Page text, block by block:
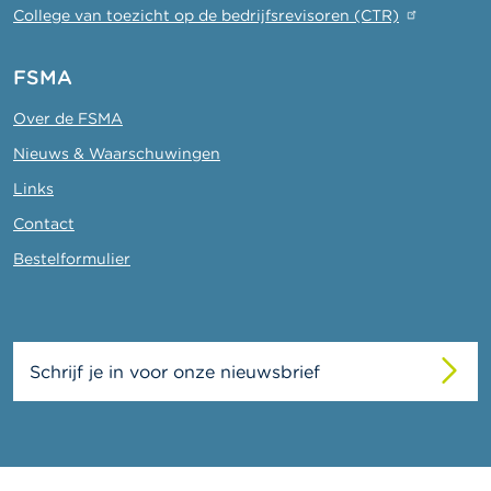
College van toezicht op de bedrijfsrevisoren (CTR)
FSMA
Over de FSMA
Nieuws & Waarschuwingen
Links
Contact
Bestelformulier
Schrijf je in voor onze nieuwsbrief